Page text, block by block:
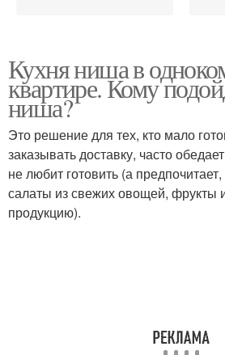
Розовая кухня
Кухня ниша в
квартире. Кому
ниша?
Это решение для тех, кто мало
заказывать доставку, часто
не любит готовить (а
салаты из свежих овощей, фрукты
продукцию).